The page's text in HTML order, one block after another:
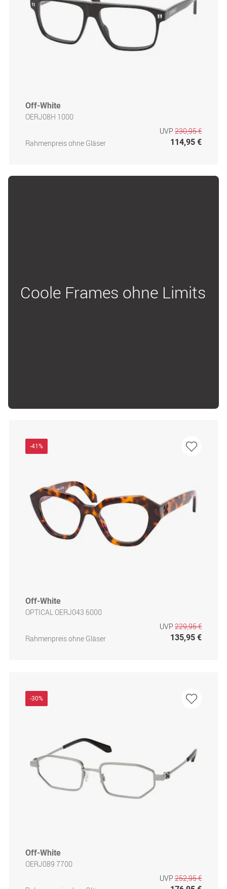
Off-White
OERJ08H 1000
Rahmenpreis ohne Gläser
UVP 230,95 €
114,95 €
Coole Frames ohne Limits
-41%
Off-White
OPTICAL OERJ043 6000
Rahmenpreis ohne Gläser
UVP 229,95 €
135,95 €
-30%
Off-White
OERJ089 7700
UVP 252,95 €